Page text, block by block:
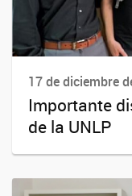
17 de diciembre
Importante
de la UNLP